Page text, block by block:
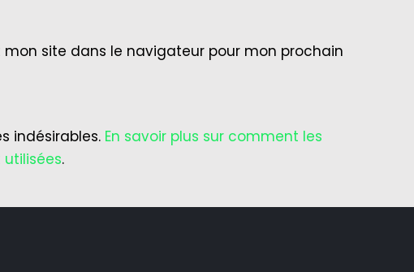
site dans le navigateur pour mon prochain
indésirables. En savoir plus sur comment les
.